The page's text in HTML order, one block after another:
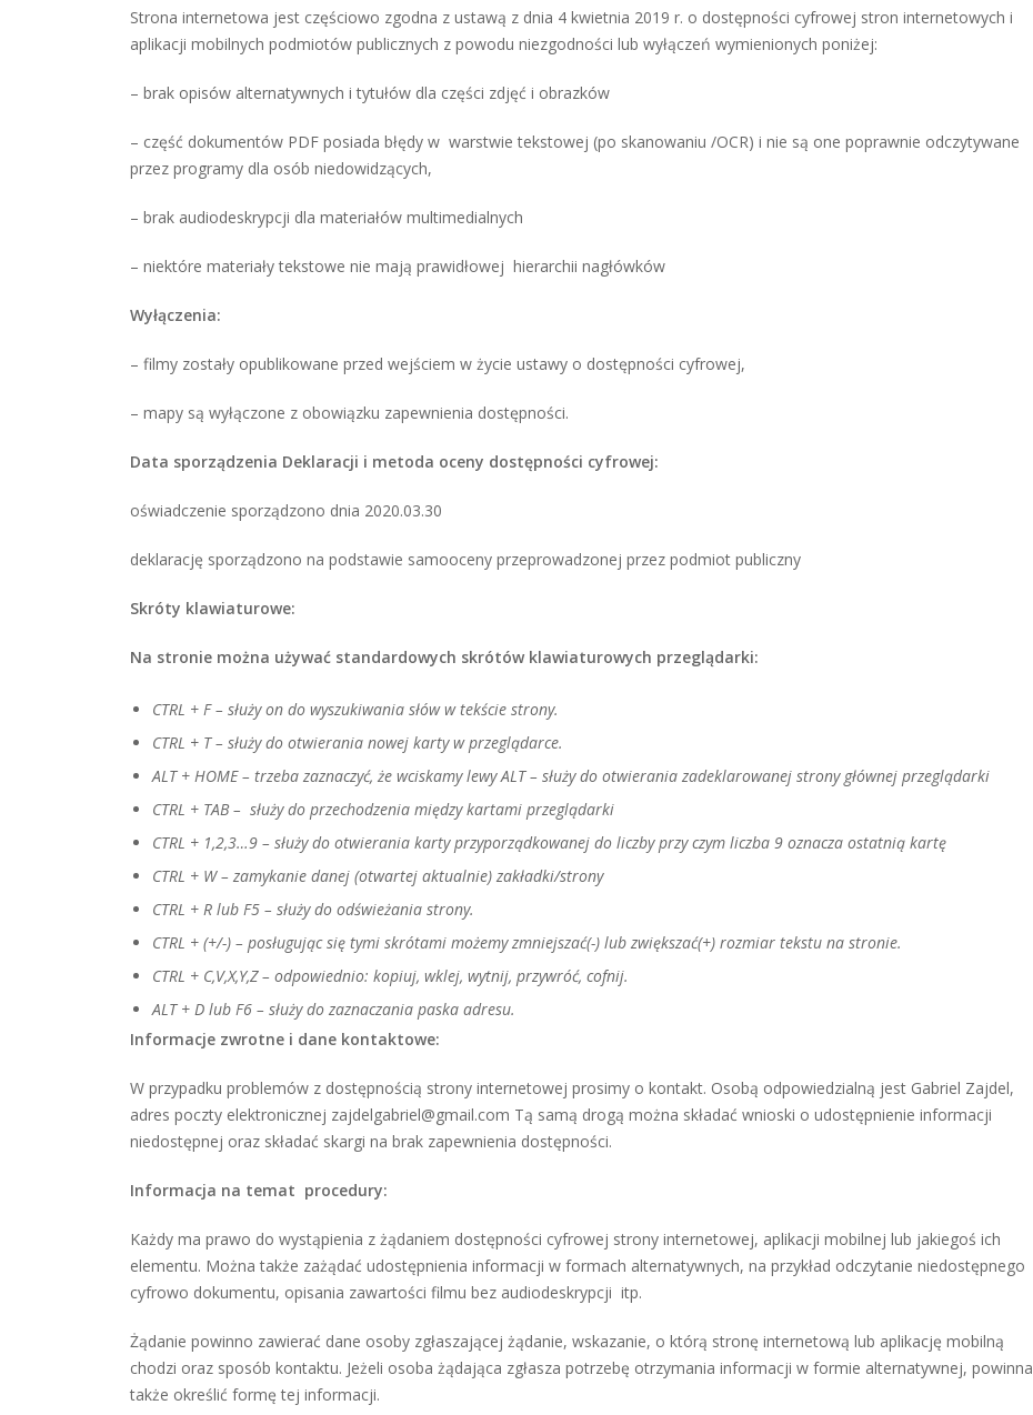
Strona internetowa jest częściowo zgodna z ustawą z dnia 4 kwietnia 2019 r. o dostępności cyfrowej stron internetowych i
aplikacji mobilnych podmiotów publicznych z powodu niezgodności lub wyłączeń wymienionych poniżej:
– brak opisów alternatywnych i tytułów dla części zdjęć i obrazków
– część dokumentów PDF posiada błędy w warstwie tekstowej (po skanowaniu /OCR) i nie są one poprawnie odczytywane
przez programy dla osób niedowidzących,
– brak audiodeskrypcji dla materiałów multimedialnych
– niektóre materiały tekstowe nie mają prawidłowej hierarchii nagłówków
Wyłączenia:
– filmy zostały opublikowane przed wejściem w życie ustawy o dostępności cyfrowej,
– mapy są wyłączone z obowiązku zapewnienia dostępności.
Data sporządzenia Deklaracji i metoda oceny dostępności cyfrowej:
oświadczenie sporządzono dnia 2020.03.30
deklarację sporządzono na podstawie samooceny przeprowadzonej przez podmiot publiczny
Skróty klawiaturowe:
Na stronie można używać standardowych skrótów klawiaturowych przeglądarki:
CTRL + F – służy on do wyszukiwania słów w tekście strony.
CTRL + T – służy do otwierania nowej karty w przeglądarce.
ALT + HOME – trzeba zaznaczyć, że wciskamy lewy ALT – służy do otwierania zadeklarowanej strony głównej przeglądarki
CTRL + TAB – służy do przechodzenia między kartami przeglądarki
CTRL + 1,2,3…9 – służy do otwierania karty przyporządkowanej do liczby przy czym liczba 9 oznacza ostatnią kartę
CTRL + W – zamykanie danej (otwartej aktualnie) zakładki/strony
CTRL + R lub F5 – służy do odświeżania strony.
CTRL + (+/-) – posługując się tymi skrótami możemy zmniejszać(-) lub zwiększać(+) rozmiar tekstu na stronie.
CTRL + C,V,X,Y,Z – odpowiednio: kopiuj, wklej, wytnij, przywróć, cofnij.
ALT + D lub F6 – służy do zaznaczania paska adresu.
Informacje zwrotne i dane kontaktowe:
W przypadku problemów z dostępnością strony internetowej prosimy o kontakt. Osobą odpowiedzialną jest Gabriel Zajdel,
adres poczty elektronicznej zajdelgabriel@gmail.com Tą samą drogą można składać wnioski o udostępnienie informacji
niedostępnej oraz składać skargi na brak zapewnienia dostępności.
Informacja na temat procedury:
Każdy ma prawo do wystąpienia z żądaniem dostępności cyfrowej strony internetowej, aplikacji mobilnej lub jakiegoś ich
elementu. Można także zażądać udostępnienia informacji w formach alternatywnych, na przykład odczytanie niedostępnego
cyfrowo dokumentu, opisania zawartości filmu bez audiodeskrypcji itp.
Żądanie powinno zawierać dane osoby zgłaszającej żądanie, wskazanie, o którą stronę internetową lub aplikację mobilną
chodzi oraz sposób kontaktu. Jeżeli osoba żądająca zgłasza potrzebę otrzymania informacji w formie alternatywnej, powinna
także określić formę tej informacji.